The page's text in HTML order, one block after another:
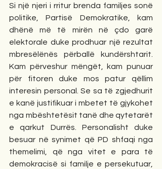
Si një njeri i rritur brenda familjes sonë
politike, Partisë Demokratike, kam
dhënë më të mirën në çdo garë
elektorale duke prodhuar një rezultat
mbresëlënës përballë kundërshtarit.
Kam përveshur mëngët, kam punuar
për fitoren duke mos patur qëllim
interesin personal. Se sa të zgjedhurit
e kanë justifikuar i mbetet të gjykohet
nga mbështetësit tanë dhe qytetarët
e qarkut Durrës. Personalisht duke
besuar në synimet që PD shfaqi nga
themelimi, që nga vitet e para të
demokracisë si familje e persekutuar,